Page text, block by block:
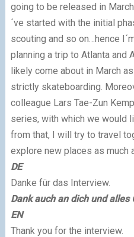
going to be released in
´ve started with the initial
scouting and so on…hence
planning a trip to Atlanta and
likely come about in March
strictly skateboarding.
colleague Lars Tae-Zun
series, with which we would
from that, I will try to travel
explore new places as much
DE
Danke für das Interview.
Dank auch an dich und
EN
Thank you for the interview.